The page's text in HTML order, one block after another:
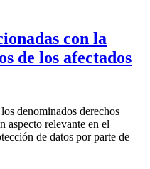
con la
de los afectados
denominados derechos
aspecto relevante en el
de datos por parte de